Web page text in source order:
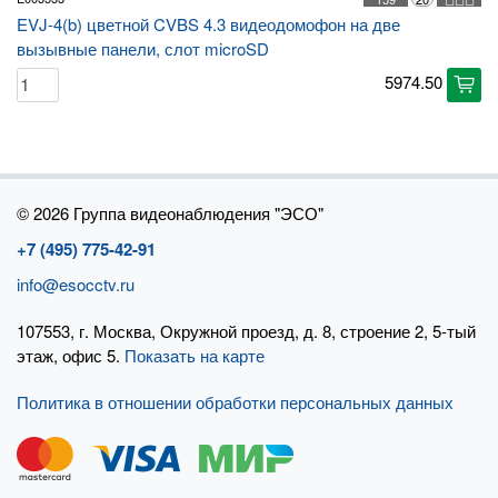
EVJ-4(b) цветной CVBS 4.3 видеодомофон на две
вызывные панели, слот microSD
5974.50 cart
©2026 Группа видеонаблюдения "ЭСО"
+7 (495) 775-42-91
info@esocctv.ru
107553, г. Москва, Окружной проезд, д. 8, строение 2, 5-тый
этаж, офис 5. Показать на карте
Политика в отношении обработки персональных данных